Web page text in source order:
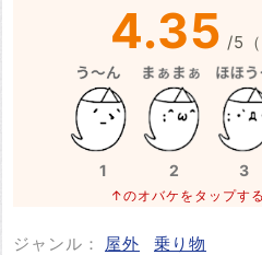
4.35 /5 （
1 2 3
↑のオバケをタップす
ジャンル： 屋外 乗り物